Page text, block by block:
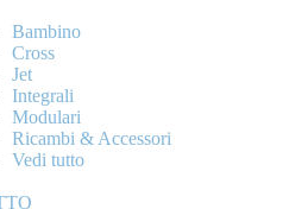
Bambino
Cross
Jet
Integrali
Modulari
Ricambi & Accessori
Vedi tutto